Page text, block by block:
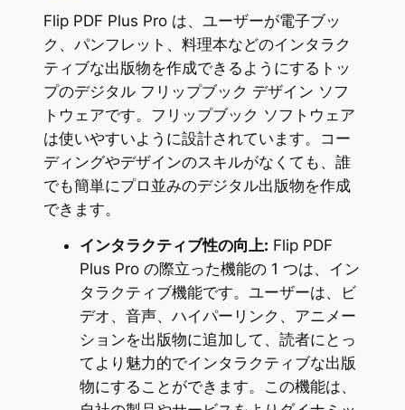
Flip PDF Plus Pro は、ユーザーが電子ブッ
ク、パンフレット、料理本などのインタラク
ティブな出版物を作成できるようにするトッ
プのデジタル フリップブック デザイン ソフ
トウェアです。フリップブック ソフトウェア
は使いやすいように設計されています。コー
ディングやデザインのスキルがなくても、誰
でも簡単にプロ並みのデジタル出版物を作成
できます。
インタラクティブ性の向上: Flip PDF
Plus Pro の際立った機能の 1 つは、イン
タラクティブ機能です。ユーザーは、ビ
デオ、音声、ハイパーリンク、アニメー
ションを出版物に追加して、読者にとっ
てより魅力的でインタラクティブな出版
物にすることができます。この機能は、